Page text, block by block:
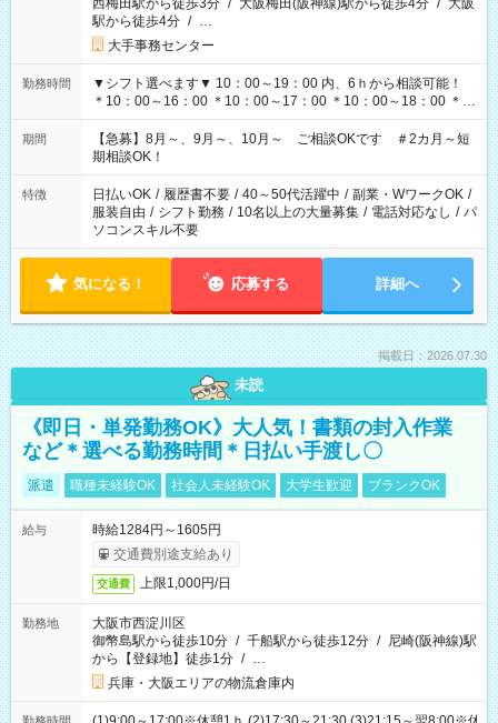
西梅田駅から徒歩3分 / 大阪梅田(阪神線)駅から徒歩4分 / 大阪
駅から徒歩4分 / …
大手事務センター
勤務時間
▼シフト選べます▼ 10：00～19：00 内、6ｈから相談可能！
＊10：00～16：00 ＊10：00～17：00 ＊10：00～18：00 ＊
11：00～19：00 ＊12：00～19：00 ＊13：00～19：00
期間
【急募】8月～、9月～、10月～ ご相談OKです ＃2カ月～短
期相談OK！
特徴 日払いOK / 履歴書不要 / 40～50代活躍中 / 副業・WワークOK /
服装自由 / シフト勤務 / 10名以上の大量募集 / 電話対応なし / パ
ソコンスキル不要
気になる！ 応募する 詳細へ
掲載日：2026.07.30
未読
《即日・単発勤務OK》大人気！書類の封入作業
など＊選べる勤務時間＊日払い手渡し〇
派遣 職種未経験OK 社会人未経験OK 大学生歓迎 ブランクOK
給与
時給1284円～1605円
交通費別途支給あり
交通費 上限1,000円/日
勤務地
大阪市西淀川区
御幣島駅から徒歩10分 / 千船駅から徒歩12分 / 尼崎(阪神線)駅
から【登録地】徒歩1分 / …
兵庫・大阪エリアの物流倉庫内